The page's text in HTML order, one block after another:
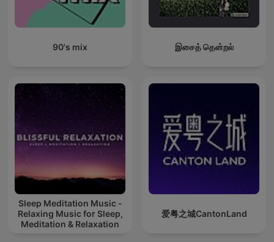
90's mix இசைத் தென்றல்
Sleep Meditation Music -
Relaxing Music for Sleep,
Meditation & Relaxation
爱粤之城CantonLand